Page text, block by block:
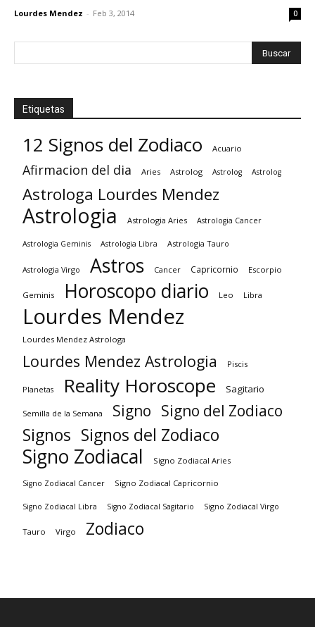
Lourdes Mendez - Feb 3, 2014 0
Etiquetas
12 Signos del Zodiaco Acuario
Afirmacion del dia Aries Astrolog Astrolog Astrolog
Astrologa Lourdes Mendez
Astrologia Astrologia Aries Astrologia Cancer
Astrologia Geminis Astrologia Libra Astrologia Tauro
Astrologia Virgo Astros Cancer Capricornio Escorpio
Geminis Horoscopo diario Leo Libra
Lourdes Mendez
Lourdes Mendez Astrologa
Lourdes Mendez Astrologia Piscis
Planetas Reality Horoscope Sagitario
Semilla de la Semana Signo Signo del Zodiaco
Signos Signos del Zodiaco
Signo Zodiacal Signo Zodiacal Aries
Signo Zodiacal Cancer Signo Zodiacal Capricornio
Signo Zodiacal Libra Signo Zodiacal Sagitario Signo Zodiacal Virgo
Tauro Virgo Zodiaco